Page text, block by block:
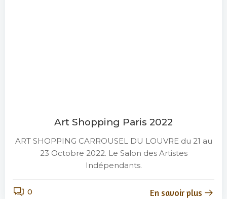
Art Shopping Paris 2022
ART SHOPPING CARROUSEL DU LOUVRE du 21 au
23 Octobre 2022. Le Salon des Artistes
Indépendants.
0 En savoir plus